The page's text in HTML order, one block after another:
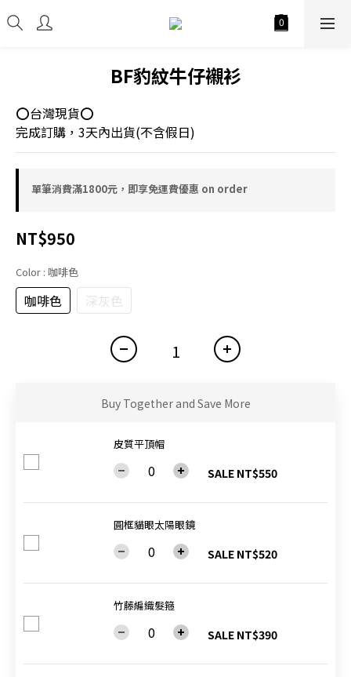
BF豹紋牛仔襯衫
⭕台灣現貨⭕
完成訂購，3天內出貨(不含假日)
單筆消費滿1800元，即享免運費優惠 on order
NT$950
Color : 咖啡色
咖啡色 深灰色
Buy Together and Save More
皮質平頂帽
SALE NT$550
圓框貓眼太陽眼鏡
SALE NT$520
竹藤編織髮箍
SALE NT$390